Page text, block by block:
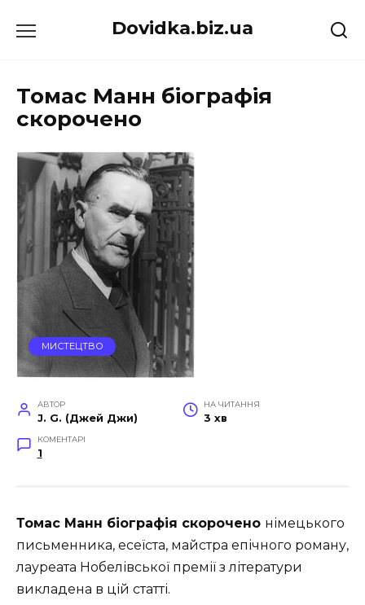
до
Dovidka.biz.ua
Томас Манн біографія
скорочено
МИСТЕЦТВО
АВТОР
J. G. (Джей Джи)
НА ЧИТАННЯ
3 хв
КОМЕНТАРІ
1
Томас Манн біографія скорочено німецького
письменника, есеїста, майстра епічного роману,
лауреата Нобелівської премії з літератури
викладена в цій статті.